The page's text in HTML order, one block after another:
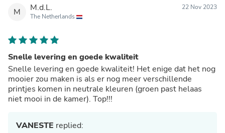
M M.d.L.
The Netherlands
22 Nov 2023
Snelle levering en goede kwaliteit
Snelle levering en goede kwaliteit! Het enige dat het nog
mooier zou maken is als er nog meer verschillende
printjes komen in neutrale kleuren (groen past helaas
niet mooi in de kamer). Top!!!
VANESTE replied: